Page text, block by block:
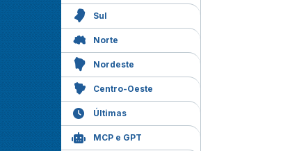
Sul
Norte
Nordeste
Centro-Oeste
Últimas
MCP e GPT